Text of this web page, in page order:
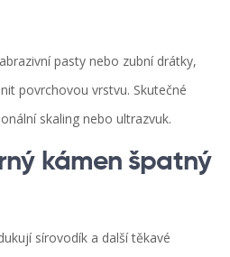
pasty nebo zubní drátky,
povrchovou vrstvu. Skutečné
skaling nebo ultrazvuk.
kámen špatný
sírovodík a další těkavé